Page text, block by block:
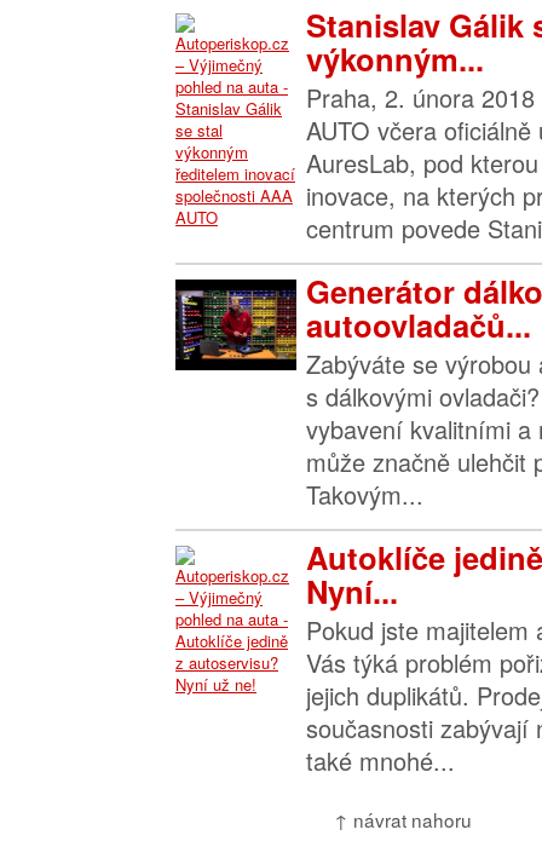
Stanislav Gálik
výkonným...
Praha, 2. února
AUTO včera
AuresLab, pod
inovace, na kterých
centrum povede
Generátor
autoovladačů...
Zabýváte se
s dálkovými
vybavení kvalitními
může značně ulehčit
Takovým...
Autoklíče
Nyní...
Pokud jste majitelem
Vás týká problém
jejich duplikátů.
současnosti zabývají
také mnohé...
↑ návrat nahoru